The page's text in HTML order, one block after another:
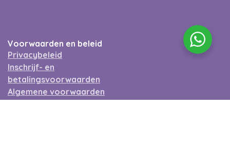
Voorwaarden en beleid
Privacybeleid
Inschrijf- en
betalingsvoorwaarden
Algemene voorwaarden